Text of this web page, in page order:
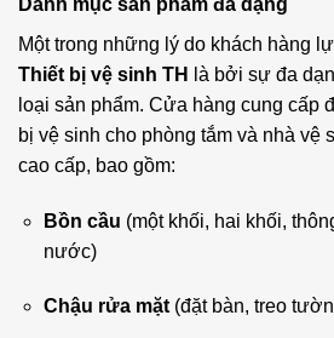
Một trong những lý do khách hàng
Thiết bị vệ sinh TH
là bởi sự đa
loại sản phẩm. Cửa hàng cung cấp
bị vệ sinh cho phòng tắm và nhà vệ
cao cấp, bao gồm:
Bồn cầu (một khối, hai khối,
nước)
Chậu rửa mặt(đặt bàn, treo